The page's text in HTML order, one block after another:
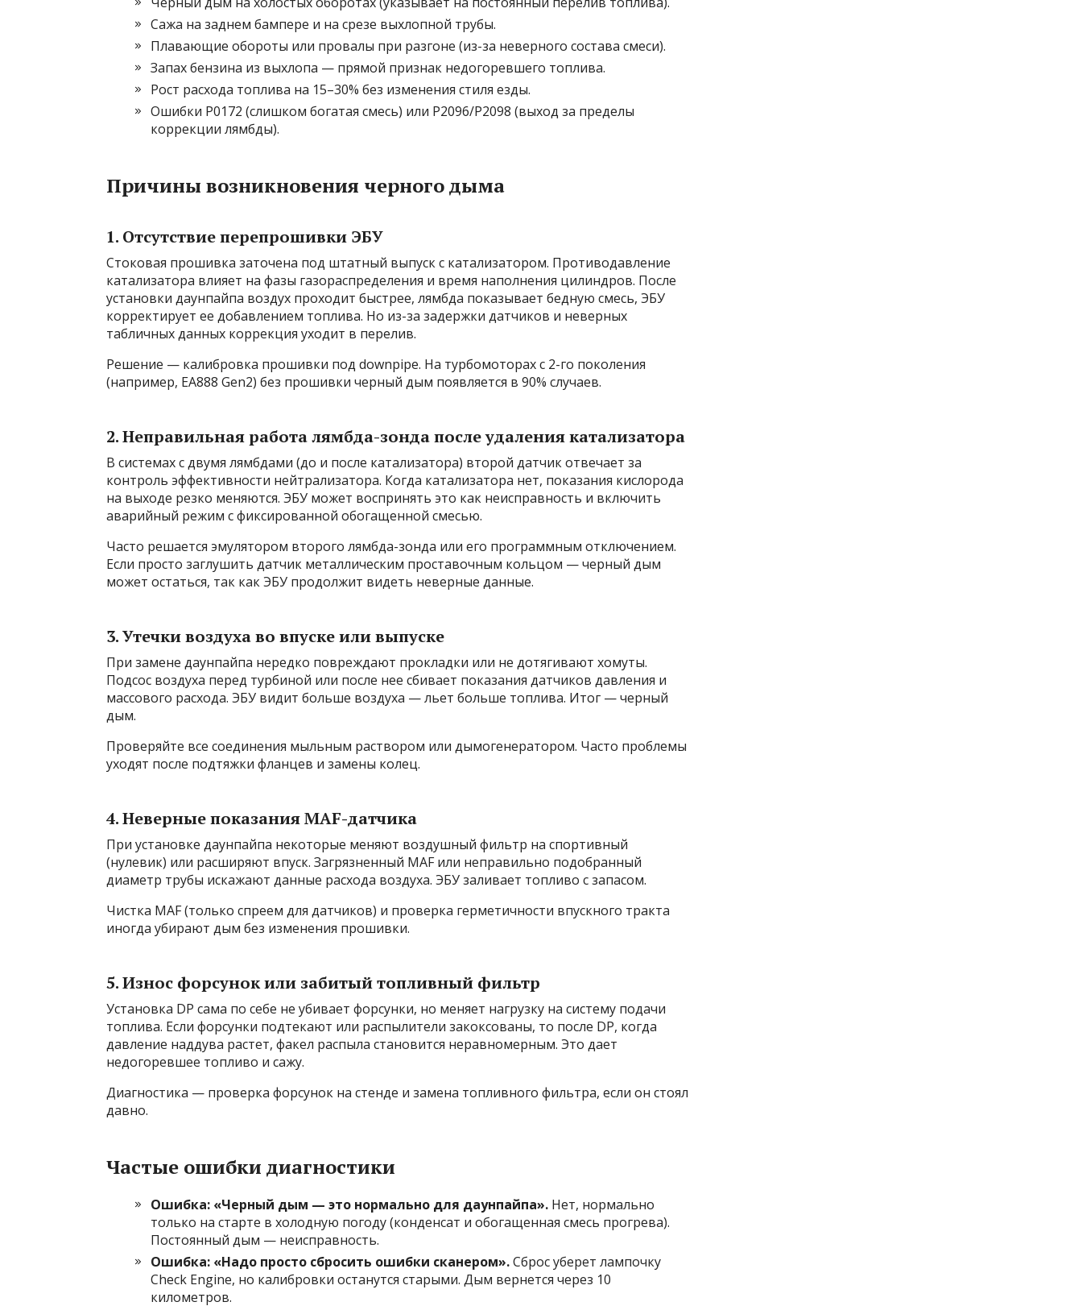
Сажа на заднем бампере и на срезе выхлопной трубы.
Плавающие обороты или провалы при разгоне (из-за неверного состава смеси).
Запах бензина из выхлопа — прямой признак недогоревшего топлива.
Рост расхода топлива на 15–30% без изменения стиля езды.
Ошибки P0172 (слишком богатая смесь) или P2096/P2098 (выход за пределы
коррекции лямбды).
Причины возникновения черного дыма
1. Отсутствие перепрошивки ЭБУ
Стоковая прошивка заточена под штатный выпуск с катализатором. Противодавление
катализатора влияет на фазы газораспределения и время наполнения цилиндров. После
установки даунпайпа воздух проходит быстрее, лямбда показывает бедную смесь, ЭБУ
корректирует ее добавлением топлива. Но из-за задержки датчиков и неверных
табличных данных коррекция уходит в перелив.
Решение — калибровка прошивки под downpipe. На турбомоторах с 2-го поколения
(например, EA888 Gen2) без прошивки черный дым появляется в 90% случаев.
2. Неправильная работа лямбда-зонда после удаления катализатора
В системах с двумя лямбдами (до и после катализатора) второй датчик отвечает за
контроль эффективности нейтрализатора. Когда катализатора нет, показания кислорода
на выходе резко меняются. ЭБУ может воспринять это как неисправность и включить
аварийный режим с фиксированной обогащенной смесью.
Часто решается эмулятором второго лямбда-зонда или его программным отключением.
Если просто заглушить датчик металлическим проставочным кольцом — черный дым
может остаться, так как ЭБУ продолжит видеть неверные данные.
3. Утечки воздуха во впуске или выпуске
При замене даунпайпа нередко повреждают прокладки или не дотягивают хомуты.
Подсос воздуха перед турбиной или после нее сбивает показания датчиков давления и
массового расхода. ЭБУ видит больше воздуха — льет больше топлива. Итог — черный
дым.
Проверяйте все соединения мыльным раствором или дымогенератором. Часто проблемы
уходят после подтяжки фланцев и замены колец.
4. Неверные показания MAF-датчика
При установке даунпайпа некоторые меняют воздушный фильтр на спортивный
(нулевик) или расширяют впуск. Загрязненный MAF или неправильно подобранный
диаметр трубы искажают данные расхода воздуха. ЭБУ заливает топливо с запасом.
Чистка MAF (только спреем для датчиков) и проверка герметичности впускного тракта
иногда убирают дым без изменения прошивки.
5. Износ форсунок или забитый топливный фильтр
Установка DP сама по себе не убивает форсунки, но меняет нагрузку на систему подачи
топлива. Если форсунки подтекают или распылители закоксованы, то после DP, когда
давление наддува растет, факел распыла становится неравномерным. Это дает
недогоревшее топливо и сажу.
Диагностика — проверка форсунок на стенде и замена топливного фильтра, если он стоял
давно.
Частые ошибки диагностики
Ошибка: «Черный дым — это нормально для даунпайпа». Нет, нормально
только на старте в холодную погоду (конденсат и обогащенная смесь прогрева).
Постоянный дым — неисправность.
Ошибка: «Надо просто сбросить ошибки сканером».Сброс уберет лампочку
Check Engine, но калибровки останутся старыми. Дым вернется через 10
километров.